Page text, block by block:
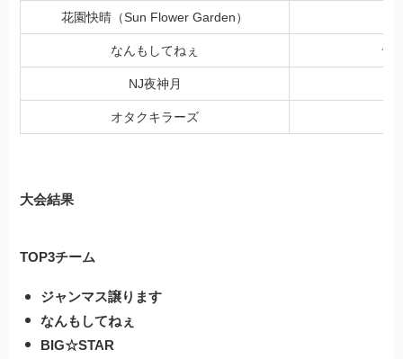
花園快晴（Sun Flower Garden）
なんもしてねぇ ラ
NJ夜神月
オタクキラーズ
大会結果
TOP3チーム
ジャンマス譲ります
なんもしてねぇ
BIG☆STAR